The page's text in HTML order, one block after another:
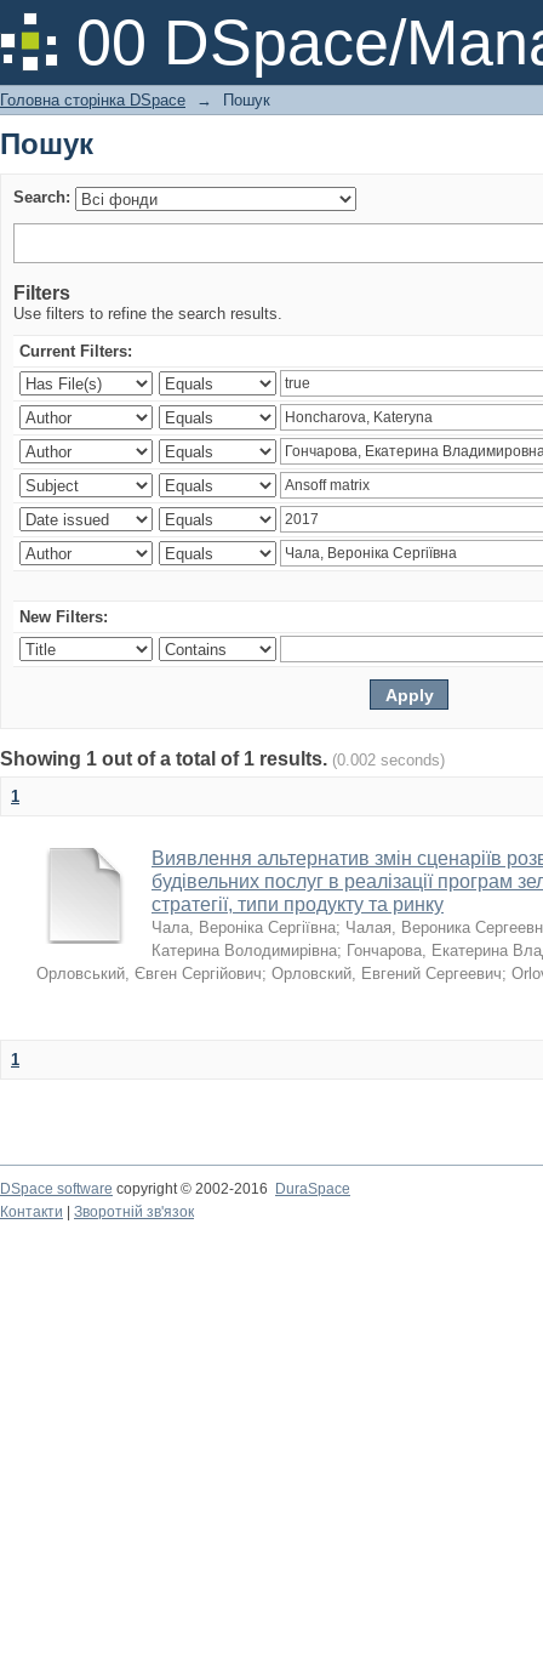
00 DSpace/
Пошук
Головна сторінка DSpace → Пошук
Пошук
Search:
Filters
Use filters to refine the search results.
Current Filters:
New Filters:
Showing 1 out of a total of 1 results. (0.002 seconds)
1
Виявлення альтернатив змін сценаріїв
будівельних послуг в реалізації програм
стратегії, типи продукту та ринку
Чала, Вероніка Сергіївна; Чалая, Вероника
Катерина Володимирівна; Гончарова, Екатерина
Орловський, Євген Сергійович; Орловский, Евгений Сергеевич;
1
DSpace software copyright © 2002-2016
DuraSpace
Контакти
Зворотній зв'язок